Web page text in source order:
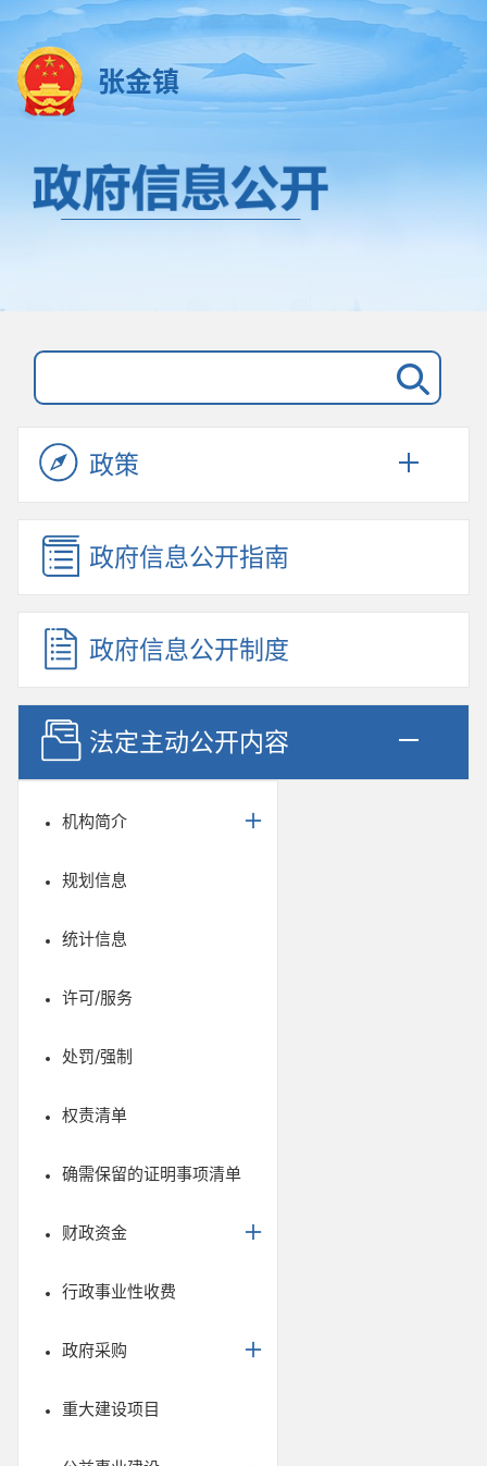
张金镇
政策
政府信息公开指南
政府信息公开制度
法定主动公开内容
机构简介
规划信息
统计信息
许可/服务
处罚/强制
权责清单
确需保留的证明事项清单
财政资金
行政事业性收费
政府采购
重大建设项目